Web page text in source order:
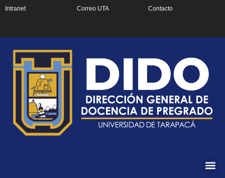
Intranet Correo UTA Contacto